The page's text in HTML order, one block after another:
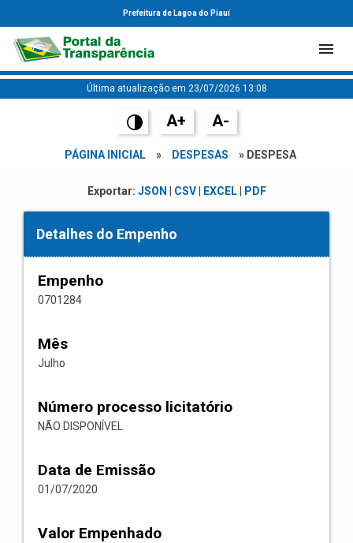
Prefeitura de Lagoa do Piauí
Última atualização em 23/07/2026 13:08
A+ A-
PÁGINA INICIAL » DESPESAS » DESPESA
Exportar: JSON CSV| EXCEL| PDF
Detalhes do Empenho
Empenho
0701284
Mês
Julho
Número processo licitatório
NÃO DISPONÍVEL
Data de Emissão
01/07/2020
Valor Empenhado